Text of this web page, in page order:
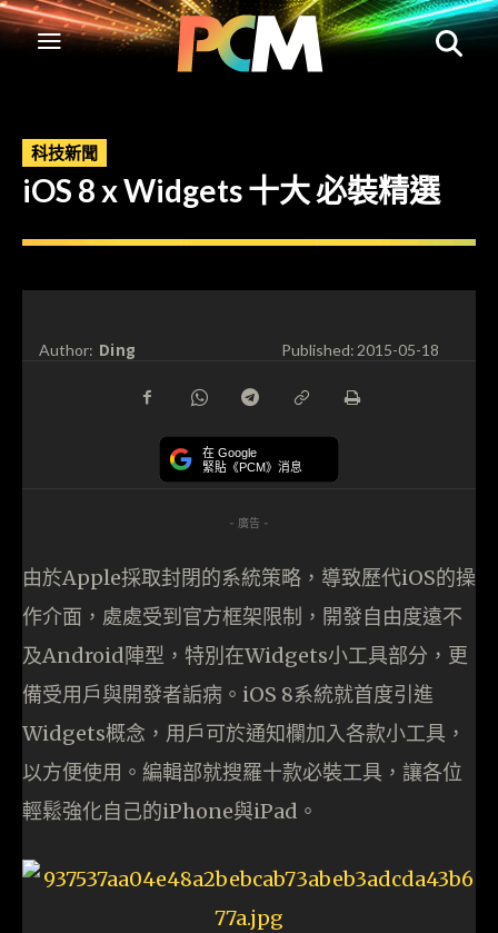
科技新聞
iOS 8 x Widgets 十大 必裝精選
Author: Ding Published:2015-05-18
在 Google
緊貼《PCM》消息
- 廣告 -
由於Apple採取封閉的系統策略，導致歷代iOS的操
作介面，處處受到官方框架限制，開發自由度遠不
及Android陣型，特別在Widgets小工具部分，更
備受用戶與開發者詬病。iOS 8系統就首度引進
Widgets概念，用戶可於通知欄加入各款小工具，
以方便使用。編輯部就搜羅十款必裝工具，讓各位
輕鬆強化自己的iPhone與iPad。